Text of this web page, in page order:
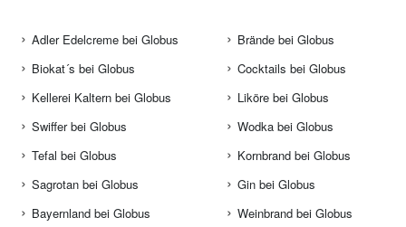
Adler Edelcreme bei Globus
Biokat´s bei Globus
Kellerei Kaltern bei Globus
Swiffer bei Globus
Tefal bei Globus
Sagrotan bei Globus
Bayernland bei Globus
Brände bei Globus
Cocktails bei Globus
Liköre bei Globus
Wodka bei Globus
Kornbrand bei Globus
Gin bei Globus
Weinbrand bei Globus